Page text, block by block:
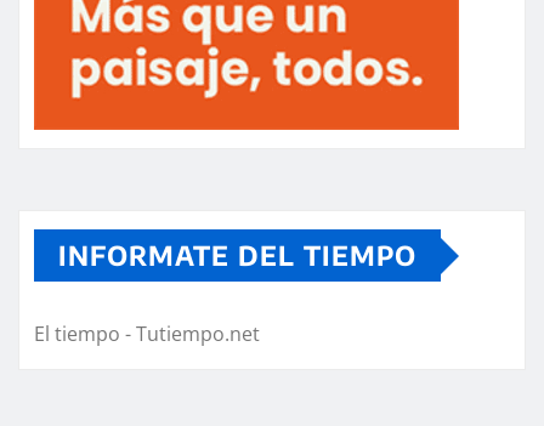
INFORMATE DEL TIEMPO
El tiempo - Tutiempo.net